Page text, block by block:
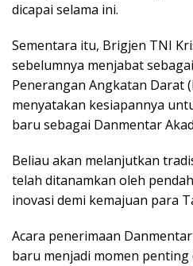
dicapai selama ini.
Sementara itu, Brigjen TNI
sebelumnya menjabat
Penerangan Angkatan Darat
menyatakan kesiapannya
baru sebagai Danmentar
Beliau akan melanjutkan
telah ditanamkan oleh
inovasi demi kemajuan para
Acara penerimaan
baru menjadi momen